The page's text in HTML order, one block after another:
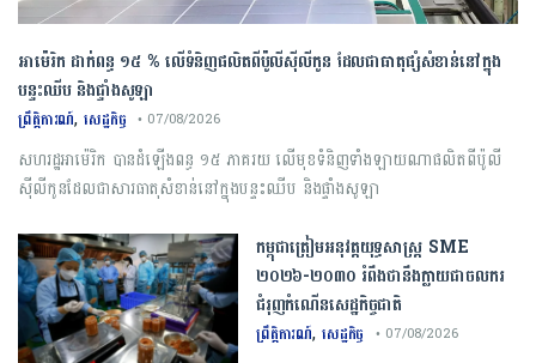
អាម៉េរិក ដាក់ពន្ធ ១៥ % លើទំនិញផលិតពីប៉ូលីស៊ីលីកូន ដែលជាធាតុផ្សំសំខាន់នៅក្នុង
បន្ទះឈីប និងផ្ទាំងសូឡា
ព្រឹត្តិការណ៍, សេដ្ឋកិច្ច • 07/08/2026
សហរដ្ឋអាម៉េរិក បានដំឡើងពន្ធ ១៥ ភាគរយ លើមុខទំនិញទាំងឡាយណាផលិតពីប៉ូលី
ស៊ីលីកូនដែលជាសារធាតុសំខាន់នៅក្នុងបន្ទះឈីប និងផ្ទាំងសូឡា
កម្ពុជា​ត្រៀមអនុវត្ត​យុទ្ធសាស្ត្រ​ ​SME​ ​
២០២៦​-​២០៣០​ រំពឹងថានឹងក្លាយ​ជា​ចលករ​
ជំរុញ​កំណើន​សេដ្ឋកិច្ច​ជាតិ​
ព្រឹត្តិការណ៍, សេដ្ឋកិច្ច • 07/08/2026